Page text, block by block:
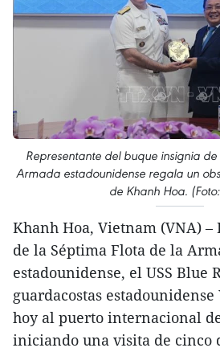
Representante del buque insignia
Armada estadounidense regala un
de Khanh Hoa.
Khanh Hoa, Vietnam (VNA)
de la Séptima Flota de la
estadounidense, el USS Blue
guardacostas
hoy al puerto internacional
iniciando una visita de cinco